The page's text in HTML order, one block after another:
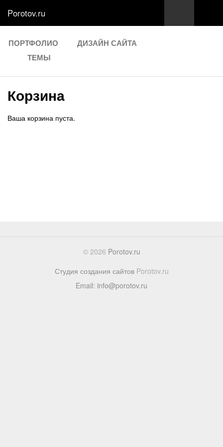
Porotov.ru
ПОРТФОЛИО
ДИЗАЙН САЙТА
ТЕМЫ
Корзина
Ваша корзина пуста.
© 2026 Porotov.ru
Студия создания сайтов Porotov.ru
Email: info@porotov.ru